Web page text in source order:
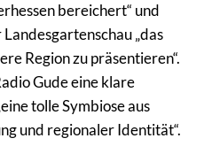
bereichert“ und
„das
Region zu präsentieren“.
Gude eine klare
tolle Symbiose aus
und regionaler Identität“.